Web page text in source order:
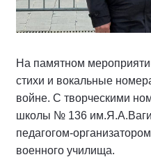
На памятном
стихи и вокальные
войне. С творческими
школы № 136
педагогом-
военного училища.